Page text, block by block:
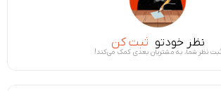
نظر خودتو ثبت کن
ثبت نظر شما، به مشتریان بعدی کمک می‌کند!